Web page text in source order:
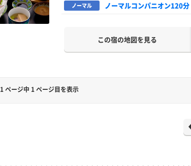
ノーマル ノーマルコンパニオン120分
この宿の地図を見る
1 ページ中 1 ページ目を表示